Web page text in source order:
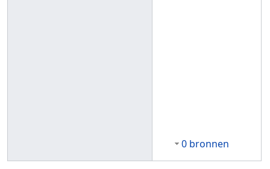
0 bronnen